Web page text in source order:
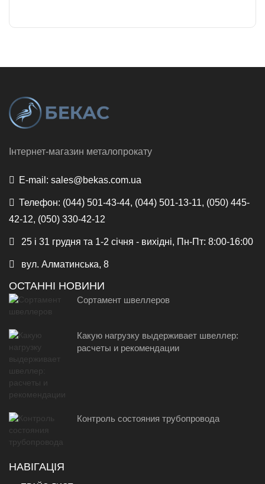
Інтернет-магазин металопрокату
E-mail: sales@bekas.com.ua
Телефон: (044) 501-43-44, (044) 501-13-11, (050) 445-
42-12, (050) 330-42-12
25 і 31 грудня та 1-2 січня - вихідні, Пн-Пт: 8:00-16:00
вул. Алматинська, 8
ОСТАННІ НОВИНИ
Сортамент швеллеров
Какую нагрузку выдерживает швеллер:
расчеты и рекомендации
Контроль состояния трубопровода
НАВІГАЦІЯ